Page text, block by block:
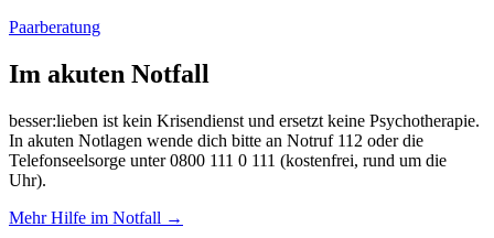
Paarberatung
Im akuten Notfall
besser:lieben ist kein Krisendienst und ersetzt keine Psychotherapie.
In akuten Notlagen wende dich bitte an Notruf 112 oder die
Telefonseelsorge unter 0800 111 0 111 (kostenfrei, rund um die
Uhr).
Mehr Hilfe im Notfall →